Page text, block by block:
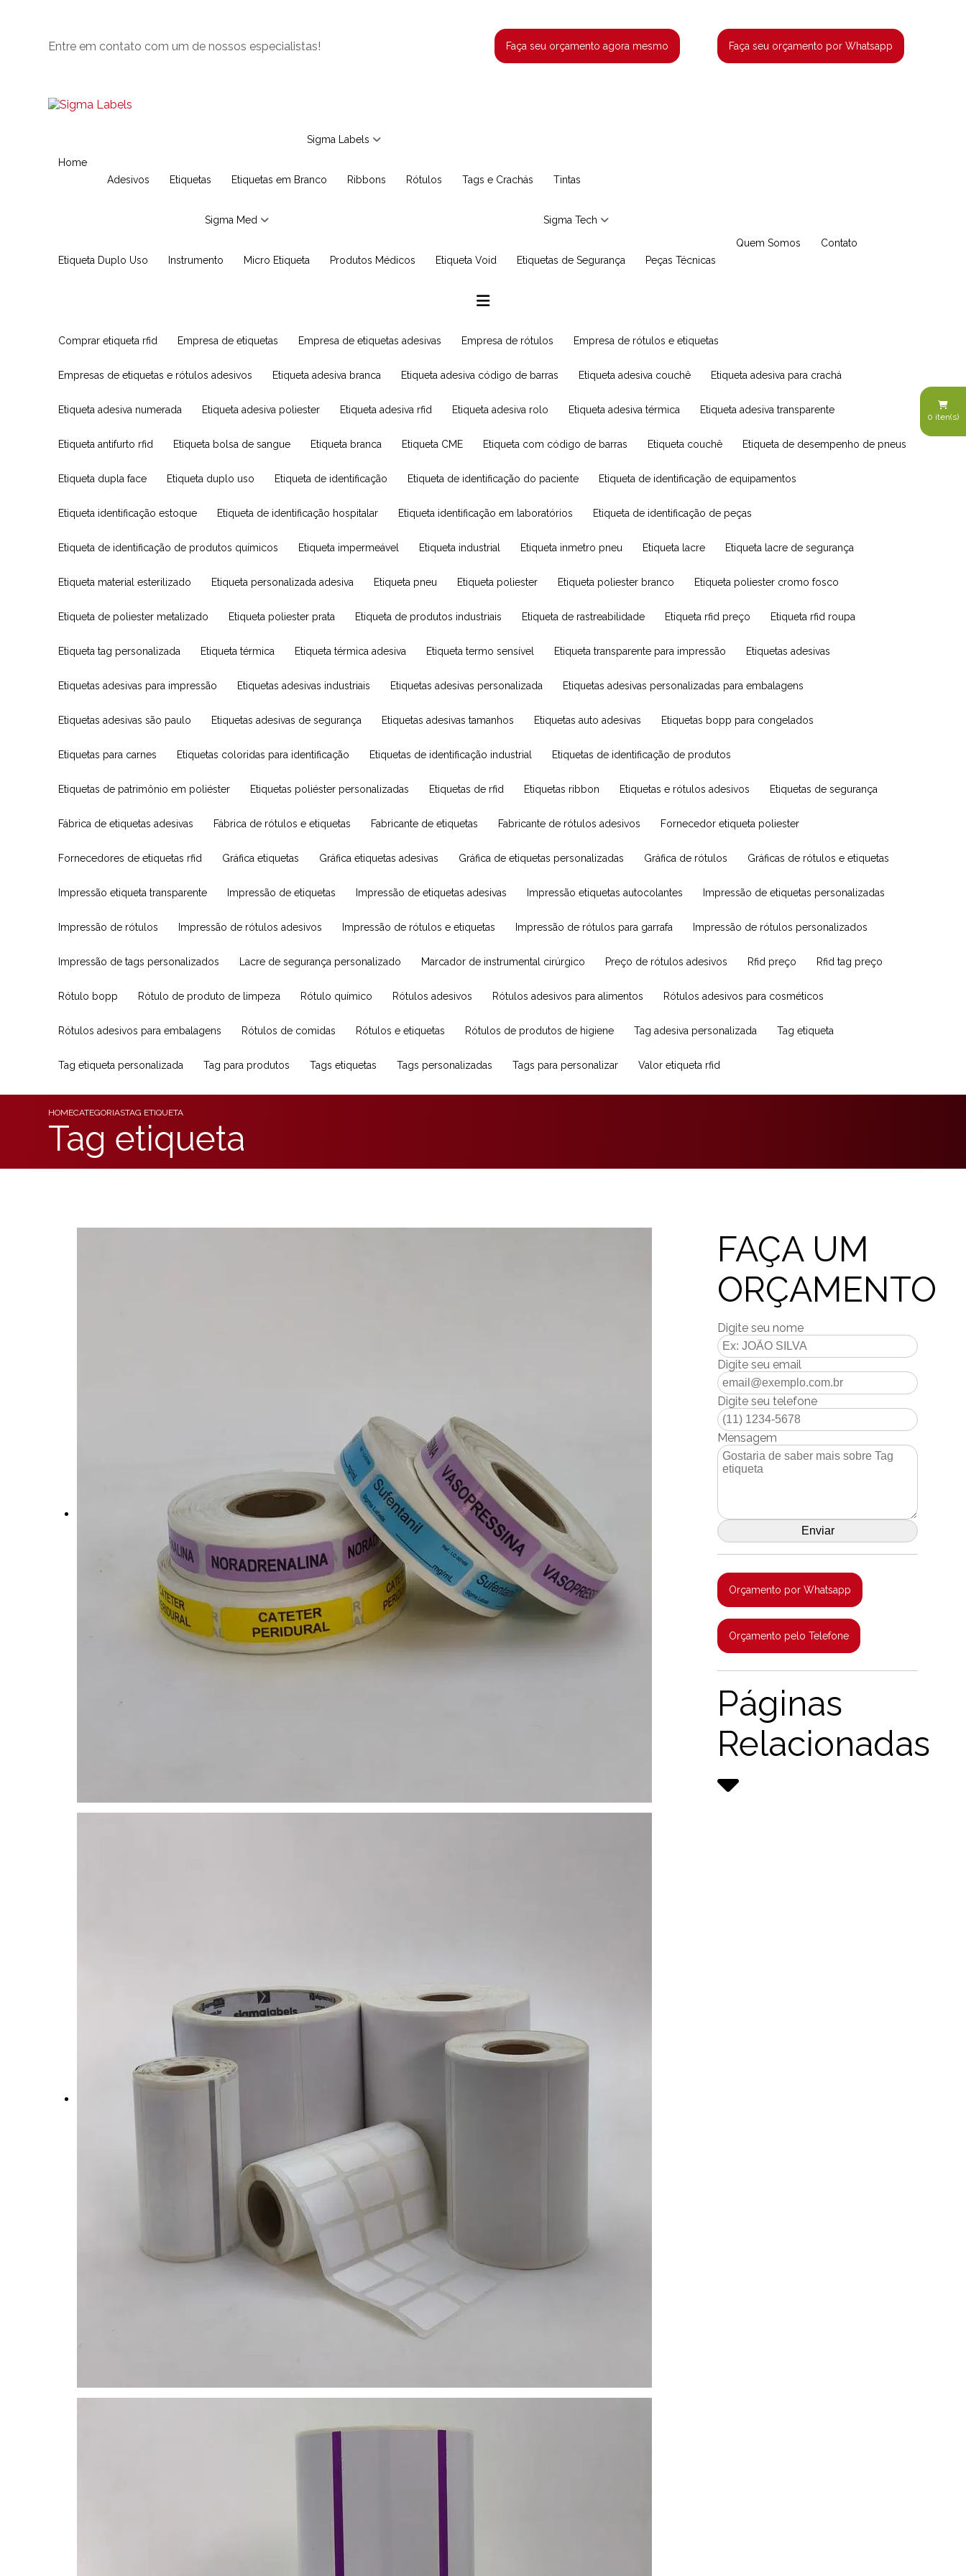
Entre em contato com um de nossos especialistas! Faça seu orçamento agora mesmo Faça seu orçamento por Whatsapp
Home
Sigma Labels
Adesivos Etiquetas Etiquetas em Branco Ribbons Rótulos Tags e Crachás Tintas
Sigma Med
Etiqueta Duplo Uso Instrumento Micro Etiqueta Produtos Médicos
Sigma Tech
Etiqueta Void Etiquetas de Segurança Peças Técnicas
Quem Somos Contato
Comprar etiqueta rfid Empresa de etiquetas Empresa de etiquetas adesivas Empresa de rótulos Empresa de rótulos e etiquetas
Empresas de etiquetas e rótulos adesivos Etiqueta adesiva branca Etiqueta adesiva código de barras Etiqueta adesiva couchê Etiqueta adesiva para crachá
Etiqueta adesiva numerada Etiqueta adesiva poliester Etiqueta adesiva rfid Etiqueta adesiva rolo Etiqueta adesiva térmica Etiqueta adesiva transparente
Etiqueta antifurto rfid Etiqueta bolsa de sangue Etiqueta branca Etiqueta CME Etiqueta com código de barras Etiqueta couchê Etiqueta de desempenho de pneus
Etiqueta dupla face Etiqueta duplo uso Etiqueta de identificação Etiqueta de identificação do paciente Etiqueta de identificação de equipamentos
Etiqueta identificação estoque Etiqueta de identificação hospitalar Etiqueta identificação em laboratórios Etiqueta de identificação de peças
Etiqueta de identificação de produtos químicos Etiqueta impermeável Etiqueta industrial Etiqueta inmetro pneu Etiqueta lacre Etiqueta lacre de segurança
Etiqueta material esterilizado Etiqueta personalizada adesiva Etiqueta pneu Etiqueta poliester Etiqueta poliester branco Etiqueta poliester cromo fosco
Etiqueta de poliester metalizado Etiqueta poliester prata Etiqueta de produtos industriais Etiqueta de rastreabilidade Etiqueta rfid preço Etiqueta rfid roupa
Etiqueta tag personalizada Etiqueta térmica Etiqueta térmica adesiva Etiqueta termo sensível Etiqueta transparente para impressão Etiquetas adesivas
Etiquetas adesivas para impressão Etiquetas adesivas industriais Etiquetas adesivas personalizada Etiquetas adesivas personalizadas para embalagens
Etiquetas adesivas são paulo Etiquetas adesivas de segurança Etiquetas adesivas tamanhos Etiquetas auto adesivas Etiquetas bopp para congelados
Etiquetas para carnes Etiquetas coloridas para identificação Etiquetas de identificação industrial Etiquetas de identificação de produtos
Etiquetas de patrimônio em poliéster Etiquetas poliéster personalizadas Etiquetas de rfid Etiquetas ribbon Etiquetas e rótulos adesivos Etiquetas de segurança
Fábrica de etiquetas adesivas Fábrica de rótulos e etiquetas Fabricante de etiquetas Fabricante de rótulos adesivos Fornecedor etiqueta poliester
Fornecedores de etiquetas rfid Gráfica etiquetas Gráfica etiquetas adesivas Gráfica de etiquetas personalizadas Gráfica de rótulos Gráficas de rótulos e etiquetas
Impressão etiqueta transparente Impressão de etiquetas Impressão de etiquetas adesivas Impressão etiquetas autocolantes Impressão de etiquetas personalizadas
Impressão de rótulos Impressão de rótulos adesivos Impressão de rótulos e etiquetas Impressão de rótulos para garrafa Impressão de rótulos personalizados
Impressão de tags personalizados Lacre de segurança personalizado Marcador de instrumental cirúrgico Preço de rótulos adesivos Rfid preço Rfid tag preço
Rótulo bopp Rótulo de produto de limpeza Rótulo químico Rótulos adesivos Rótulos adesivos para alimentos Rótulos adesivos para cosméticos
Rótulos adesivos para embalagens Rótulos de comidas Rótulos e etiquetas Rótulos de produtos de higiene Tag adesiva personalizada Tag etiqueta
Tag etiqueta personalizada Tag para produtos Tags etiquetas Tags personalizadas Tags para personalizar Valor etiqueta rfid
0 iten(s)
HOMECATEGORIASTAG ETIQUETA
Tag etiqueta
FAÇA UM
ORÇAMENTO
Digite seu nome
Digite seu email
Digite seu telefone
Mensagem
Orçamento por Whatsapp
Orçamento pelo Telefone
Páginas
Relacionadas